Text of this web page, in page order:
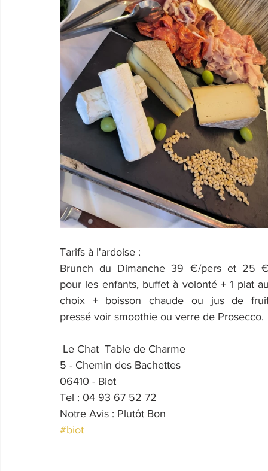
Tarifs à l'ardoise :
Brunch du Dimanche 39 €/pers et 25
pour les enfants, buffet à volonté + 1 plat
choix + boisson chaude ou jus de
pressé voir smoothie ou verre de Prosecco.
Le Chat  Table de Charme
5 - Chemin des Bachettes
06410 - Biot
Tel : 04 93 67 52 72
Notre Avis : Plutôt Bon
#biot